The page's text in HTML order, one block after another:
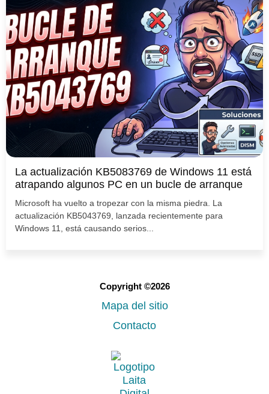
La actualización KB5083769 de Windows 11 está
atrapando algunos PC en un bucle de arranque
Microsoft ha vuelto a tropezar con la misma piedra. La
actualización KB5043769, lanzada recientemente para
Windows 11, está causando serios...
Copyright ©2026
Mapa del sitio
Contacto